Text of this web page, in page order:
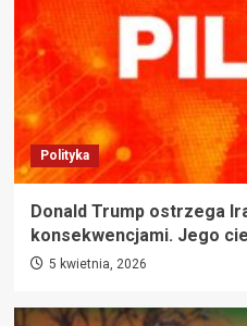
Polityka
Donald Trump ostrzega
konsekwencjami. Jego
5 kwietnia, 2026